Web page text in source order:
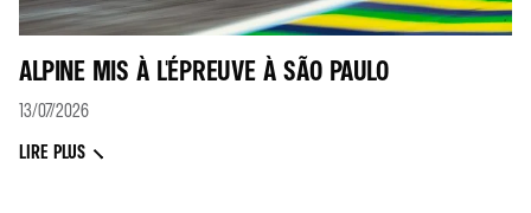
ALPINE MIS À L'ÉPREUVE À SÃO PAULO
13/07/2026
LIRE PLUS